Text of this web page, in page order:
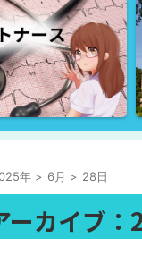
年 > 6月 > 28日
ーカイブ